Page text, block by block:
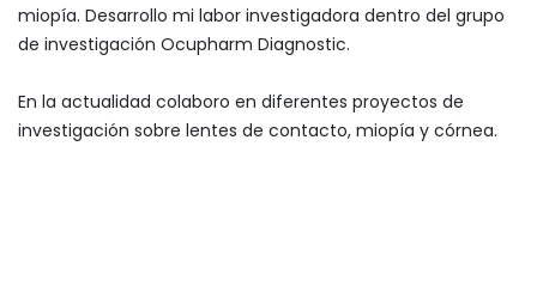
miopía. Desarrollo mi labor investigadora dentro del grupo
de investigación Ocupharm Diagnostic.
En la actualidad colaboro en diferentes proyectos de
investigación sobre lentes de contacto, miopía y córnea.